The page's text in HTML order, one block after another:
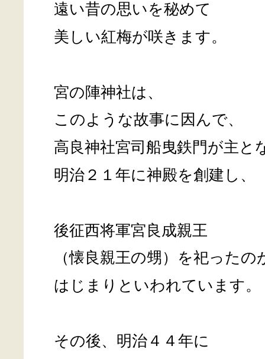
遠い昔の思いを秘めて
美しい紅梅が咲きます。
宮の陣神社は、
このような故事に因んで、
高良神社宮司船曳鉄門が主と
明治２１年に神殿を創建し、
後征西将軍宮良成親王
（懐良親王の甥）を祀ったの
はじまりといわれています。
その後、明治４４年に